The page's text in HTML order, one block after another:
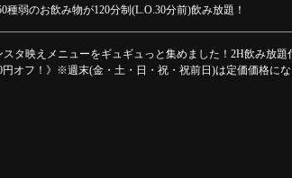
種弱のお飲み物が120分制(L.O.30分前)飲み放題！
スタ映えメニューをギュギュっと集めました！2H飲み放
円オフ！》※週末(金・土・日・祝・祝前日)は定価価格に